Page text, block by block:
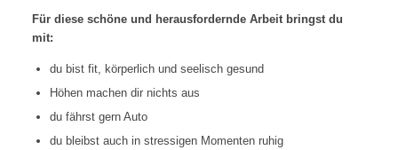
Für diese schöne und herausfordernde Arbeit bringst du
mit:
du bist fit, körperlich und seelisch gesund
Höhen machen dir nichts aus
du fährst gern Auto
du bleibst auch in stressigen Momenten ruhig